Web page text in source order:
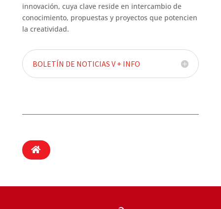
innovación, cuya clave reside en intercambio de
conocimiento, propuestas y proyectos que potencien
la creatividad.
BOLETÍN DE NOTICIAS V + INFO